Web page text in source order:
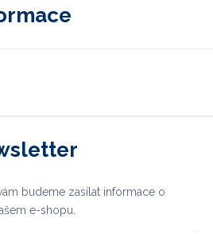
budeme zasílat informace o
e-shopu.